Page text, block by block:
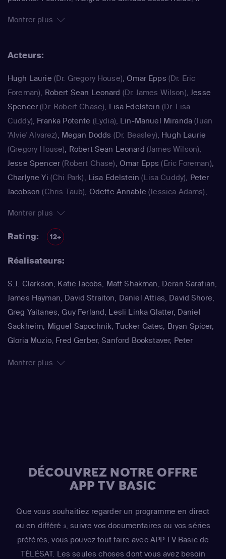
consulter. Plébiscitée dès la première saison, la série,
fictions les plus regardées au monde !
Montrer plus
Acteurs:
Hugh Laurie (Dr. Gregory House) ,Omar Epps (Dr. Eric
Foreman) Robert Sean Leonard (Dr. James Wilson) Jesse
Spencer (Dr. Robert Chase) Lisa Edelstein (Dr. Lisa
Cuddy) Franka Potente (Lydia) Lin-Manuel Miranda (Juan
'Alvie' Alvarez) Megan Dodds (Dr. Beasley) Hugh Laurie
(Gregory House) Robert Sean Leonard (James Wilson)
Jesse Spencer (Robert Chase) Omar Epps (Eric Foreman)
Charlyne Yi (Chi Park) Lisa Edelstein (Lisa Cuddy) Peter
Jacobson (Chris Taub) Odette Annable (Jessica Adams)
Armstrong
Jennifer Morrison
Montrer plus
Rating: 12+
Réalisateurs:
S.J. Clarkson, Katie Jacobs, Matt Shakman, Deran Sarafian,
James Hayman, David Straiton, Daniel Attias, David Shore,
Greg Yaitanes, Guy Ferland, Lesli Linka Glatter, Daniel
Sackheim, Miguel Sapochnik, Tucker Gates, Bryan Spicer,
Gloria Muzio, Fred Gerber, Sanford Bookstaver, Peter
Montrer plus
DÉCOUVREZ NOTRE OFFRE
APP TV BASIC
Que vous souhaitiez regarder un programme en direct
ou en différé 3
, suivre vos documentaires ou vos séries
préférés, vous pouvez tout faire avec APP TV Basic de
TÉLÉSAT. Les seules choses dont vous avez besoin